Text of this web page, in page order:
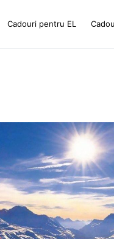
Cadouri pentru EL